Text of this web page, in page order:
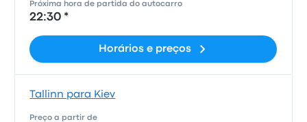
Próxima hora de partida do autocarro
22:30 *
Horários e preços
Tallinn para Kiev
Preço a partir de